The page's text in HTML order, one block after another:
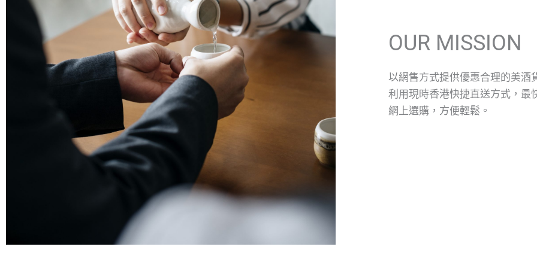
OUR MISSION
以網售方式提供優惠合理的美酒
利用現時香港快捷直送方式，最
網上選購，方便輕鬆。